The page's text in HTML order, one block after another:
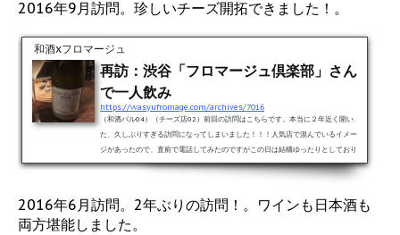
ソーヴィニヨンブラン。やっぱりスッキリ系の口当たりがたまりませんね...
2016年9月訪問。珍しいチーズ開拓できました！。
和酒xフロマージュ
再訪：渋谷「フロマージュ倶楽部」さん
で一人飲み
https://wasyufromage.com/archives/7016
（和酒バル04）（チーズ店02）前回の訪問はこちらです。本当に２年近く開い
た、久しぶりすぎる訪問になってしまいました！！！人気店で混んでいるイメー
ジがあったので、直前で電話してみたのですがこの日は結構ゆったりとしており
ました。。。最初から日本酒で、と思いましたが（笑）喉が渇いていたので、キ
リッとすっきりした白ワインを。アルザスのキウイ・キュヴェ ソーヴィニヨン
する（笑）。華やかな香りで、口当たりはすっきりしていて、酸も効...
2016年6月訪問。2年ぶりの訪問！。ワインも日本酒も
両方堪能しました。